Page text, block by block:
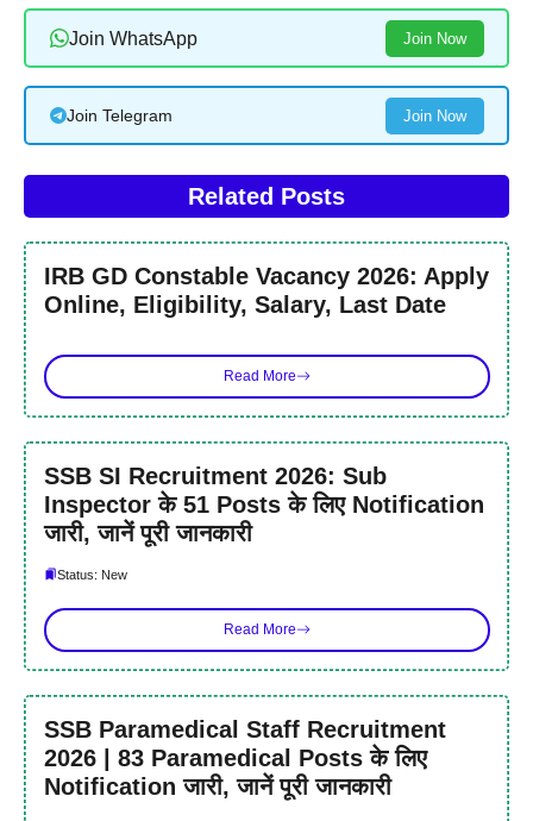
Join WhatsApp Join Now
Join Telegram Join Now
Related Posts
IRB GD Constable Vacancy 2026: Apply
Online, Eligibility, Salary, Last Date
Read More
SSB SI Recruitment 2026: Sub
Inspector के 51 Posts के लिए Notification
जारी, जानें पूरी जानकारी
Status: New
Read More
SSB Paramedical Staff Recruitment
2026 | 83 Paramedical Posts के लिए
Notification जारी, जानें पूरी जानकारी